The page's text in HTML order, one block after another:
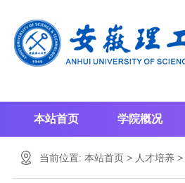
本站首页 学院概况
当前位置: 本站首页 > 人才培养 >